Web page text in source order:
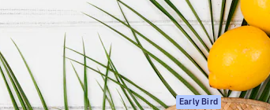
Spaces
AI-assistent
AI Image Generator
AI-videogenerator
AI-
stemmegenerator
Academy
Dokumentasjon
Support
Vilkår for bruk
Personvernerklæring
Originaler Early Bird